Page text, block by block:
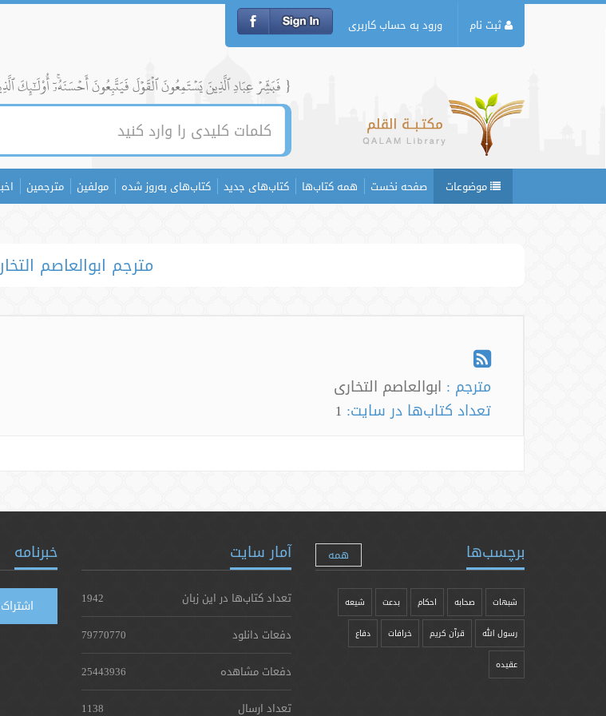
ثبت نام ورود به حساب کاربری
{ فَبَشِّرۡ عِبَادِ ٱلَّذِينَ يَسۡتَمِعُونَ ٱلۡقَوۡلَ فَيَتَّبِعُونَ أَحۡسَنَهُۥٓۚ أُوْلَٰٓئِكَ
موضوعات صفحه نخست همه کتاب‌ها کتاب‌های جدید کتاب‌های به‌روز شده مولفین مترجمین
مترجم ابوالعاصم
مترجم : ابوالعاصم التخاری
تعداد کتاب‌ها در سایت: 1
برچسب‌ها همه
شبهات صحابه احکام بدعت شیعه
رسول الله قرآن کریم خرافات دفاع
عقیده
آمار سایت
تعداد کتاب‌ها در این زبان
1942
دفعات دانلود
79770770
دفعات مشاهده
25443936
تعداد ارسال
1138
خبرنامه